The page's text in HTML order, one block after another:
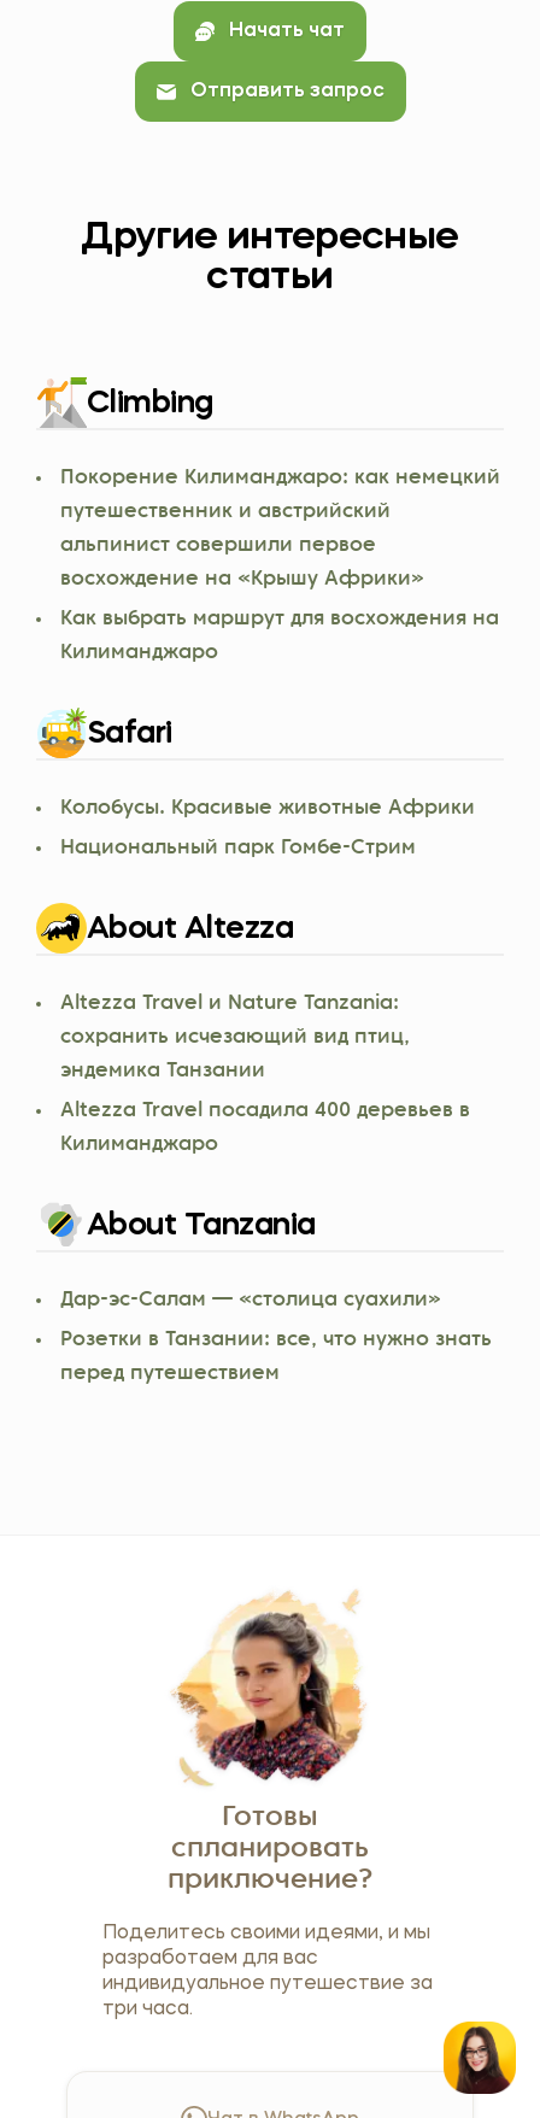
Начать чат
Отправить запрос
Другие интересные
статьи
Climbing
Покорение Килиманджаро: как немецкий
путешественник и австрийский
альпинист совершили первое
восхождение на «Крышу Африки»
Как выбрать маршрут для восхождения на
Килиманджаро
Safari
Колобусы. Красивые животные Африки
Национальный парк Гомбе-Стрим
About Altezza
Altezza Travel и Nature Tanzania:
сохранить исчезающий вид птиц,
эндемика Танзании
Altezza Travel посадила 400 деревьев в
Килиманджаро
About Tanzania
Дар-эс-Салам — «столица суахили»
Розетки в Танзании: все, что нужно знать
перед путешествием
Готовы
спланировать
приключение?
Поделитесь своими идеями, и мы
разработаем для вас
индивидуальное путешествие за
три часа.